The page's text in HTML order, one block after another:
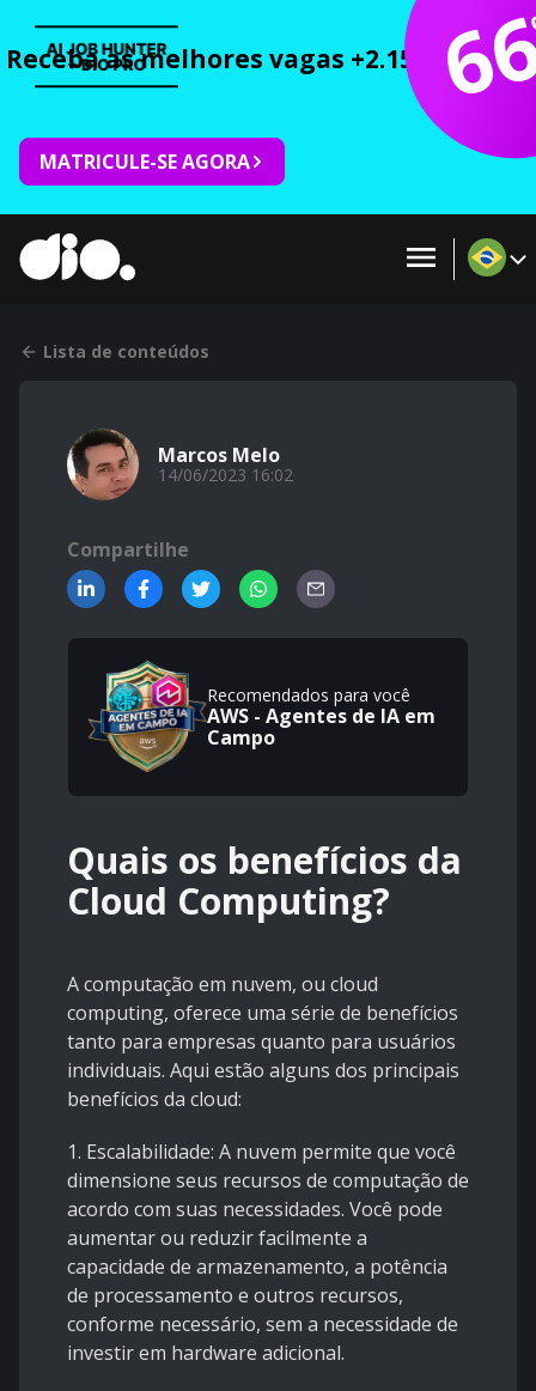
Receba as melhores vagas +2.150 cursos
MATRICULE-SE AGORA
Lista de conteúdos
Marcos Melo
14/06/2023 16:02
Compartilhe
Recomendados para você
AWS - Agentes de IA em
Campo
Quais os benefícios da
Cloud Computing?
A computação em nuvem, ou cloud
computing, oferece uma série de benefícios
tanto para empresas quanto para usuários
individuais. Aqui estão alguns dos principais
benefícios da cloud:
1. Escalabilidade: A nuvem permite que você
dimensione seus recursos de computação de
acordo com suas necessidades. Você pode
aumentar ou reduzir facilmente a
capacidade de armazenamento, a potência
de processamento e outros recursos,
conforme necessário, sem a necessidade de
investir em hardware adicional.